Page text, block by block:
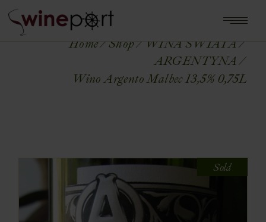
Home Shop
WINA ŚWIATA
ARGENTYNA
Wino Argento Malbec 13,5% 0,75L
Sold